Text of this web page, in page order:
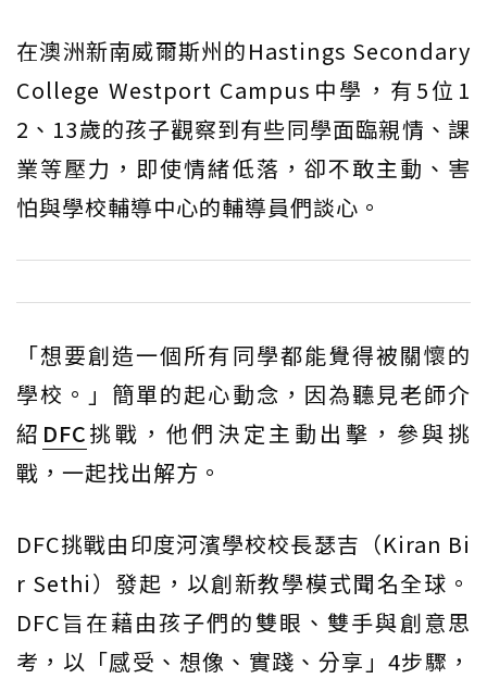
在澳洲新南威爾斯州的Hastings Secondary
College Westport Campus中學，有5位1
2、13歲的孩子觀察到有些同學面臨親情、課
業等壓力，即使情緒低落，卻不敢主動、害
怕與學校輔導中心的輔導員們談心。
「想要創造一個所有同學都能覺得被關懷的
學校。」簡單的起心動念，因為聽見老師介
紹 DFC挑戰，他們決定主動出擊，參與挑
戰，一起找出解方。
DFC挑戰由印度河濱學校校長瑟吉（Kiran Bi
r Sethi）發起，以創新教學模式聞名全球。
DFC旨在藉由孩子們的雙眼、雙手與創意思
考，以「感受、想像、實踐、分享」4步驟，